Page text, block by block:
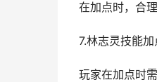
在加点时，合
7.林志灵技能
玩家在加点时